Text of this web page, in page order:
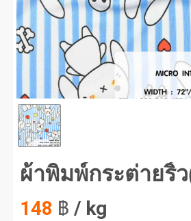
พิมพ์กระต่ายริ้ว(ฟ้า) #1
ผ้าพิมพ์กระต่ายริ้
148 ฿ / kg